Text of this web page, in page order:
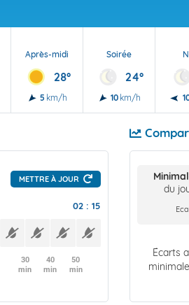
Après-midi
28°
5 km/h
Soirée
24°
10 km/h
METTRE À JOUR
02 : 15
30
min
40
min
50
min
du
Écarts